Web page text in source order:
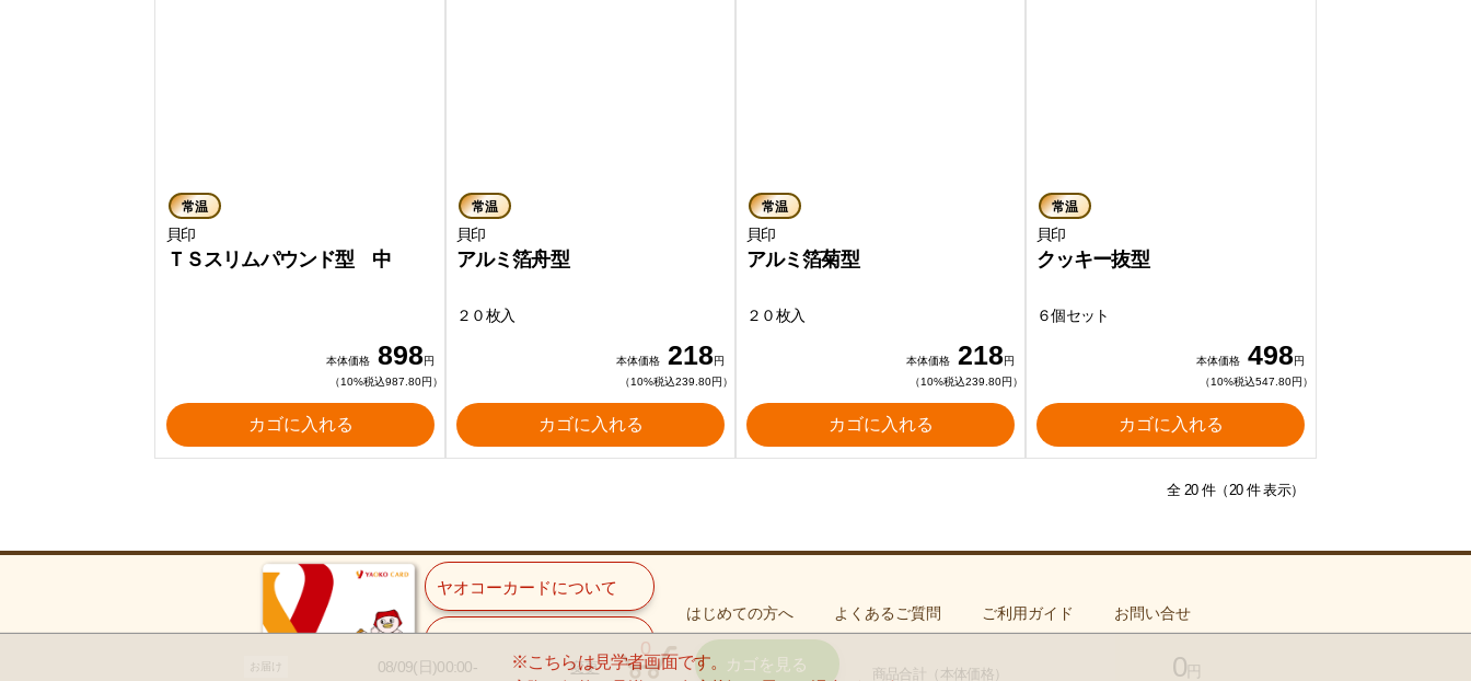
常温
貝印
ＴＳスリムパウンド型 中
本体価格 898円
（10%税込987.80円）
カゴに入れる
常温
貝印
アルミ箔舟型
２０枚入
本体価格 218円
（10%税込239.80円）
カゴに入れる
常温
貝印
アルミ箔菊型
２０枚入
本体価格 218円
（10%税込239.80円）
カゴに入れる
常温
貝印
クッキー抜型
６個セット
本体価格 498円
（10%税込547.80円）
カゴに入れる
全 20 件（20 件 表示）
お届け 08/09(日)00:00- 変更
0
カゴを見る 商品合計 （本体価格） 0円
※こちらは見学者画面です。
ヤオコーカードについて
はじめての方へ よくあるご質問 ご利用ガイド お問い合せ